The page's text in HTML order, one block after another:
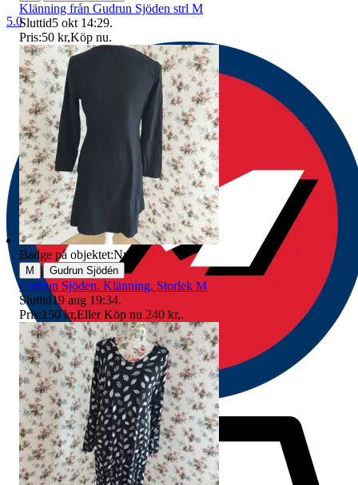
5.0
Klänning från Gudrun Sjöden strl M
Sluttid5 okt 14:29.
Pris:50 kr,Köp nu.
Badge på objektet:Ny
M | Gudrun Sjödén
Gudrun Sjöden. Klänning. Storlek M
Sluttid19 aug 19:34.
Pris:150 kr,Eller Köp nu 240 kr,.